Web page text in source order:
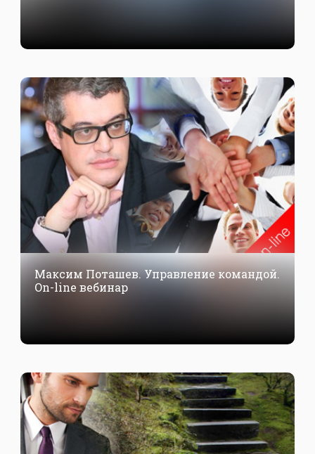
Максим Поташев. Управление командой.
On-line вебинар